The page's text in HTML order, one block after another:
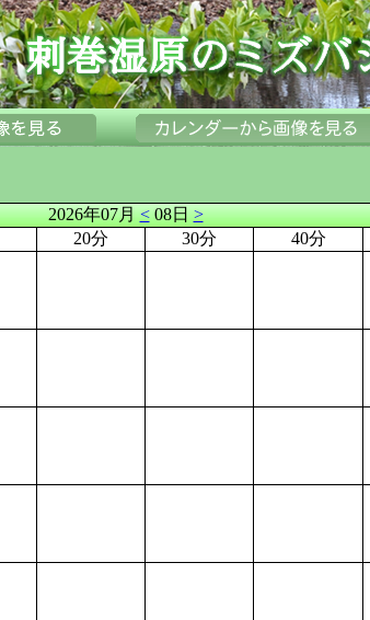
2026年07月<08日>
20分 30分 40分